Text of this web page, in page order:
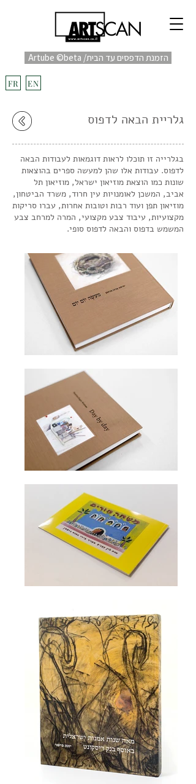
EN
FR
Artube ©beta /הזמנת הדפסים עד הבית
גלריית הבאה לדפוס
בגלרייה זו תוכלו לראות דוגמאות לעבודות הבאה
לדפוס. עבודות אלו שהן למעשה ספרים בהוצאות
שונות כמו הוצאת מוזיאון ישראל, מוזיאון תל
אביב, המשכן לאומנויות עין חרוד, משרד הביטחון,
מוזיאון תפן ועוד רבות וטובות אחרות, עברו סריקות
מקצועיות, עיבוד צבע מקצועי, המרה למרחב צבע
המשמש בדפוס והבאה לדפוס סופי.